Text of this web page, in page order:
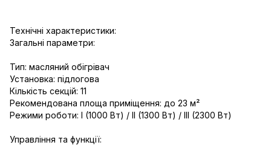
Технічні характеристики:
Загальні параметри:
Тип: масляний обігрівач
Установка: підлогова
Кількість секцій: 11
Рекомендована площа приміщення: до 23 м²
Режими роботи: I (1000 Вт) / II (1300 Вт) / III (2300 Вт)
Управління та функції: